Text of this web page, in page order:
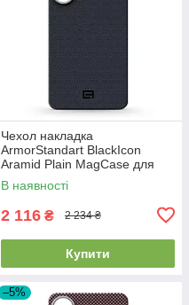
Чехол накладка
ArmorStandart BlackIcon
Aramid Plain MagCase для
Samsung S26 Plus Black
(ARM90165)
В наявності
2 116 ₴ 2 234 ₴
Купити
–5%